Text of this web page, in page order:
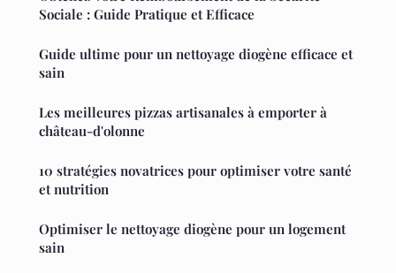
Sociale : Guide Pratique et Efficace
Guide ultime pour un nettoyage diogène efficace et
sain
Les meilleures pizzas artisanales à emporter à
château-d'olonne
10 stratégies novatrices pour optimiser votre santé
et nutrition
Optimiser le nettoyage diogène pour un logement
sain